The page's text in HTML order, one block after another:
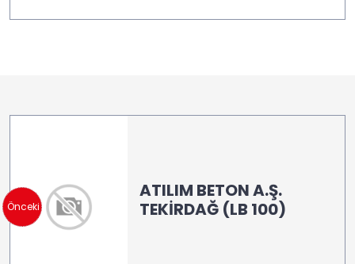
Önceki
ATILIM BETON A.Ş.
TEKİRDAĞ (LB 100)